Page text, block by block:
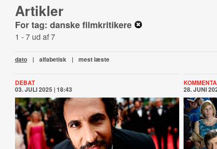
Artikler
For tag: danske filmkritikere
1 - 7 ud af 7
dato | alfabetisk | mest læste
DEBAT
03. JULI 2025 | 18:43 28. JUNI